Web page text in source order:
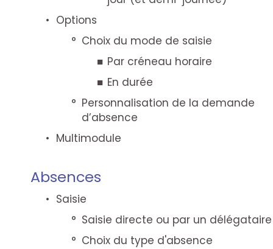
Options
Choix du mode de saisie
Par créneau horaire
En durée
Personnalisation de la demande
d’absence
Multimodule
Absences
Saisie
Saisie directe ou par un délégataire
Choix du type d'absence